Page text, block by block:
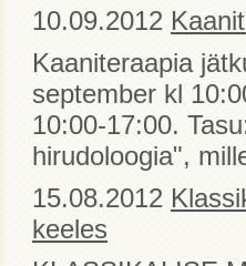
10.09.2012
Kaaniteraapia
september kl
10:00-17:00.
hirudoloogia",
15.08.2012
keeles